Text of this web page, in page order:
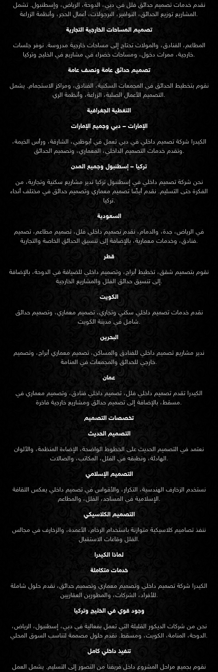
نقدم خدماتتصميم حدائق فلل في دبي، الدوحة، الرياض، وإسطنبول. تشمل
المشاريع توزيع الحدائق، النوافير، البرجولات، أعمال الحجر، وأنظمة الزراعة.
تصميم المساحات الخارجية التجارية
المطاعم، الفنادق، والمولات تحتاج إلى مساحات خارجية مدروسة. نوفر جلسات
خارجية، ممرات دخول، ومساحات خضراء في مشاريع في الخليج وتركيا.
تصميم حدائق عامة ونصف عامة
نقوم بتخطيط الحدائق في المجمعات السكنية، الفنادق، ومراكز الاستجمام. يشمل
التصميم الأعمال الصلبة، الزراعة، وأنظمة الري.
التغطية الجغرافية
الإمارات – دبي وجميع الإمارات
الكيدرا شركة تصميم داخلي في دبي تعمل في أبوظبي، الشارقة، ورأس الخيمة،
وتقدم خدمات التصميم الداخلي، المعماري، وتصميم الحدائق.
تركيا – إسطنبول وجميع المدن
نحن شركة تصميم داخلي في إسطنبول تركيا ندير مشاريع سكنية وتجارية، من
الفكرة حتى التسليم. نقدم أيضًا تصميم معماري وتصميم حدائق في مختلف أنحاء
تركيا.
السعودية
في الرياض، جدة، والدمام، نقدم تصميم داخلي فلل، تصميم مطاعم، تصميم
فنادق، وخدمات معمارية، بالإضافة إلى تنسيق الحدائق الخاصة والتجارية.
قطر
نقوم بتصميم شقق، تخطيط أبراج، وتصميم داخلي للضيافة في الدوحة، بالإضافة
إلى تنسيق حدائق الفلل والمشاريع الخارجية.
الكويت
نقدم خدمات تصميم داخلي سكني وتجاري، تصميم معماري، وتصميم حدائق
شامل في مدينة الكويت.
البحرين
ندير مشاريع تصميم داخلي للفنادق والمساكن، تصميم معماري أبراج، وتصميم
خارجي للحدائق والمجمعات في المنامة.
عمان
الكيدرا تقدم تصميم داخلي فلل، تصميم داخلي فنادق، وتصميم معماري في
مسقط، بالإضافة إلى تصميم حدائق ومشاريع خارجية فاخرة.
تخصصات التصميم
التصميم الحديث
نعتمد في التصميم الحديث على الخطوط الواضحة، الإضاءة المنظمة، والألوان
الهادئة، ونطبقه في الفلل، المكاتب، والصالات.
التصميم الإسلامي
نستخدم الزخارف الهندسية، التكرار، والأقواس في تصميم داخلي يعكس الثقافة
الإسلامية في المساجد، الفلل، والمطاعم.
التصميم الكلاسيكي
ننفذ تصاميم كلاسيكية متوازنة باستخدام الرخام، الأعمدة، والزخارف في مجالس
الفلل وقاعات الاستقبال.
لماذا الكيدرا
خدمات متكاملة
الكيدرا شركة تصميم داخلي وتصميم معماري وتصميم حدائق، نقدم حلول شاملة
للأفراد، الشركات، والمطورين العقاريين.
وجود قوي في الخليج وتركيا
نحن من شركات الديكور القليلة التي تعمل بفعالية في دبي، إسطنبول، الرياض،
الدوحة، المنامة، الكويت، ومسقط. نقدم حلول مصممة لتناسب السوق المحلي.
تنفيذ داخلي كامل
نقوم بجميع مراحل المشروع داخل فريقنا من التصور إلى التسليم. يشمل العمل